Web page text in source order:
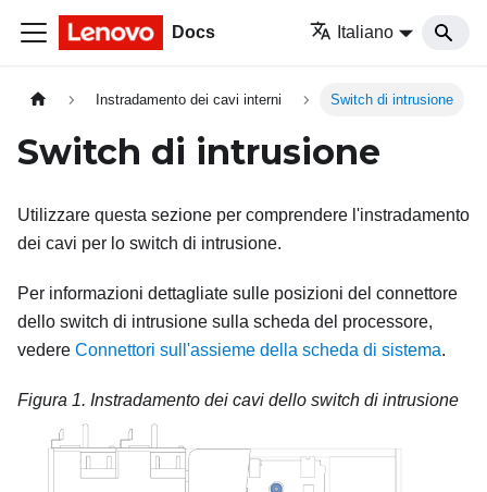
Docs Italiano
Instradamento dei cavi interni Switch di intrusione
Switch di intrusione
Utilizzare questa sezione per comprendere l'instradamento
dei cavi per lo switch di intrusione.
Per informazioni dettagliate sulle posizioni del connettore
dello switch di intrusione sulla scheda del processore,
vedere Connettori sull'assieme della scheda di sistema.
Figura 1. Instradamento dei cavi dello switch di intrusione